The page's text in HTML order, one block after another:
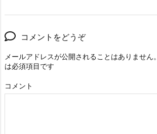
コメントをどうぞ
メールアドレスが公開されることはありません。
は必須項目です
コメント